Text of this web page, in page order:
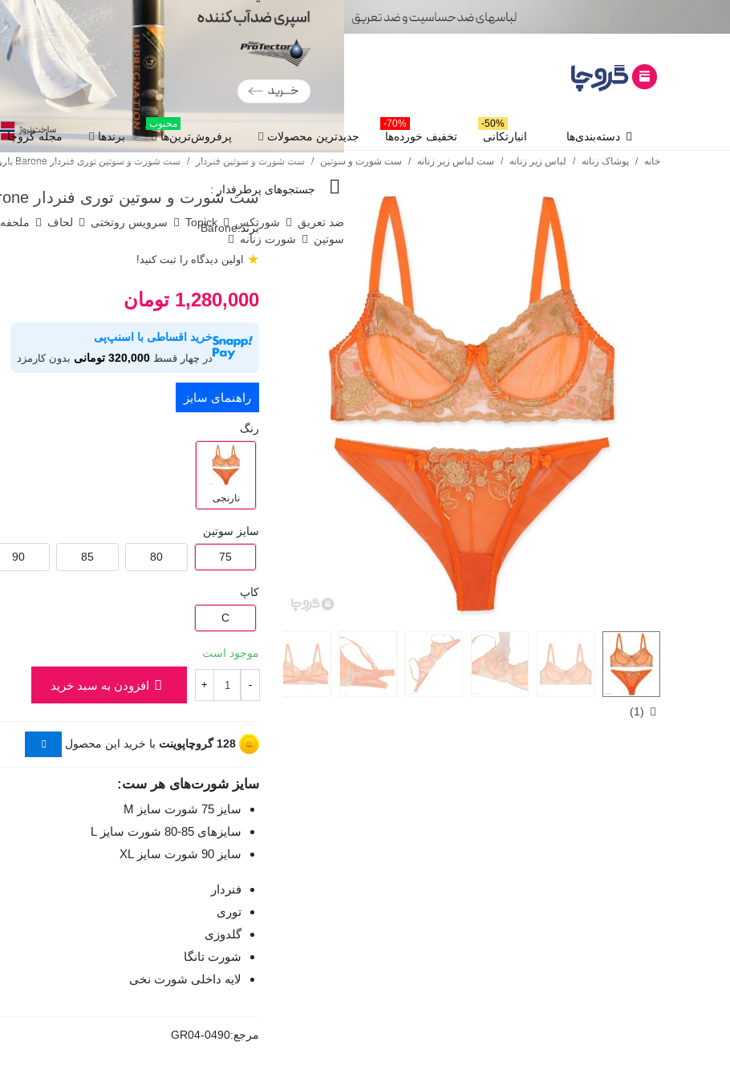
جستجوهای پرطرفدار :
ضد تعریق شورتکس Topick سرویس روتختی لحاف
ملحفه
سوتین
شورت زنانه
دسته‌بندی‌ها انبارتکانی
50%-
تخفیف خورده‌ها
70%-
جدیدترین محصولات پرفروش‌ترین‌ها
محبوب
برندها مجله گروچا
خانه / پوشاک زنانه / لباس زیر زنانه / ست لباس زیر زنانه / ست شورت و سوتین / ست شورت و سوتین فنردار / ست شورت و سوتین توری فنردار Barone بارون گلدوزی کد 2021 مدل 084
(
1
)
ست شورت و سوتین توری فنردار Barone بارون گلدوزی کد 2021 مدل 084
برند:Barone
اولین دیدگاه را ثبت کنید! ★
1,280,000 تومان
خرید اقساطی با اسنپ‌پی
در چهار قسط 320,000 تومانی بدون کارمزد
راهنمای سایز
رنگ
نارنجی
سایز سوتین
75
80
85
90
کاپ
C
موجود است
-
+ افزودن به سبد خرید
128 گروچاپوینت با خرید این محصول
سایز شورت‌های هر ست:
سایز 75 شورت سایز M
سایزهای 85-80 شورت سایز L
سایز 90 شورت سایز XL
فنردار
توری
گلدوزی
شورت تانگا
لایه داخلی شورت نخی
مرجع:GR04-0490